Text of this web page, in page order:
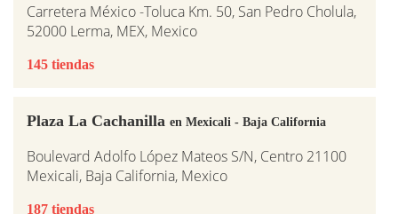
Carretera México -Toluca Km. 50, San Pedro Cholula,
52000 Lerma, MEX, Mexico
145 tiendas
Plaza La Cachanilla en Mexicali - Baja California
Boulevard Adolfo López Mateos S/N, Centro 21100
Mexicali, Baja California, Mexico
187 tiendas